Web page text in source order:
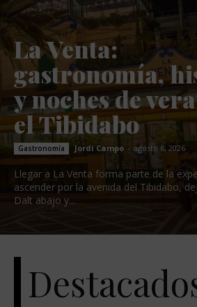
La Venta:
gastronomía,
y noches de
el Tibidabo
Gastronomía Jordi Campo - agosto 6, 2026
Llegar a La Venta forma parte de la
ascender por la avenida del Tibidabo,
Dalt abajo y...